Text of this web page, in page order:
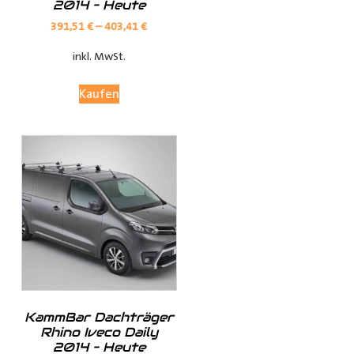
Verkleidungen bieten optimalen Schutz für Ihren
Laderaum, wodurch Ihr Fahrzeug länger in Top-Zustand
(je nach Fahrzeugmodell, sind nur die jeweils möglichen
Fensterteile:
Ø Fensterloser Laderaum = Im Laderaum sind keine
Fenster vorhanden
Ø Fenster im Laderaum = Es sind Fenster in der
Schiebtür(en) und in der Heckklappe / Hecktüren, diese
2014 – Heute
391,51€–403,41€
inkl. MwSt.
Kaufen
KammBar Dachträger
Rhino Iveco Daily
2014 – Heute